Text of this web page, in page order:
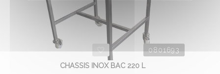
0801693
CHASSIS INOX BAC 220 L